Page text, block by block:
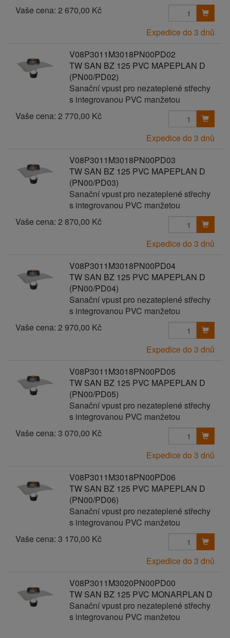
Vaše cena: 2 670,00 Kč
Expedice do 3 dnů
V08P3011M3018PN00PD02
TW SAN BZ 125 PVC MAPEPLAN D
(PN00/PD02)
Sanační vpust pro nezateplené střechy
s integrovanou PVC manžetou
Vaše cena: 2 770,00 Kč
Expedice do 3 dnů
V08P3011M3018PN00PD03
TW SAN BZ 125 PVC MAPEPLAN D
(PN00/PD03)
Sanační vpust pro nezateplené střechy
s integrovanou PVC manžetou
Vaše cena: 2 870,00 Kč
Expedice do 3 dnů
V08P3011M3018PN00PD04
TW SAN BZ 125 PVC MAPEPLAN D
(PN00/PD04)
Sanační vpust pro nezateplené střechy
s integrovanou PVC manžetou
Vaše cena: 2 970,00 Kč
Expedice do 3 dnů
V08P3011M3018PN00PD05
TW SAN BZ 125 PVC MAPEPLAN D
(PN00/PD05)
Sanační vpust pro nezateplené střechy
s integrovanou PVC manžetou
Vaše cena: 3 070,00 Kč
Expedice do 3 dnů
V08P3011M3018PN00PD06
TW SAN BZ 125 PVC MAPEPLAN D
(PN00/PD06)
Sanační vpust pro nezateplené střechy
s integrovanou PVC manžetou
Vaše cena: 3 170,00 Kč
Expedice do 3 dnů
V08P3011M3020PN00PD00
TW SAN BZ 125 PVC MONARPLAN D
Sanační vpust pro nezateplené střechy
s integrovanou PVC manžetou